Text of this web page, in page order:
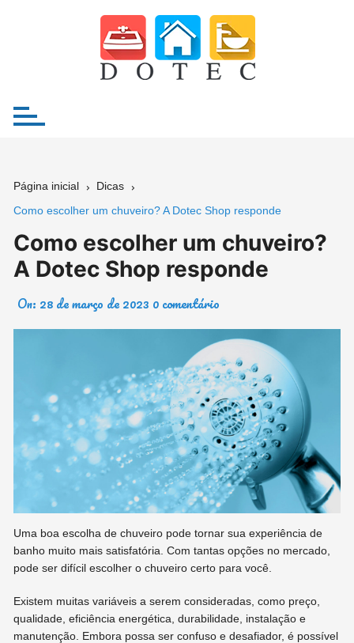
Página inicial
Dicas
Como escolher um chuveiro? A Dotec Shop responde
Como escolher um chuveiro?
A Dotec Shop responde
On: 28 de março de 2023 0 comentário
Uma boa escolha de chuveiro pode tornar sua experiência de
banho muito mais satisfatória. Com tantas opções no mercado,
pode ser difícil escolher o chuveiro certo para você.
Existem muitas variáveis a serem consideradas, como preço,
qualidade, eficiência energética, durabilidade, instalação e
manutenção. Embora possa ser confuso e desafiador, é possível